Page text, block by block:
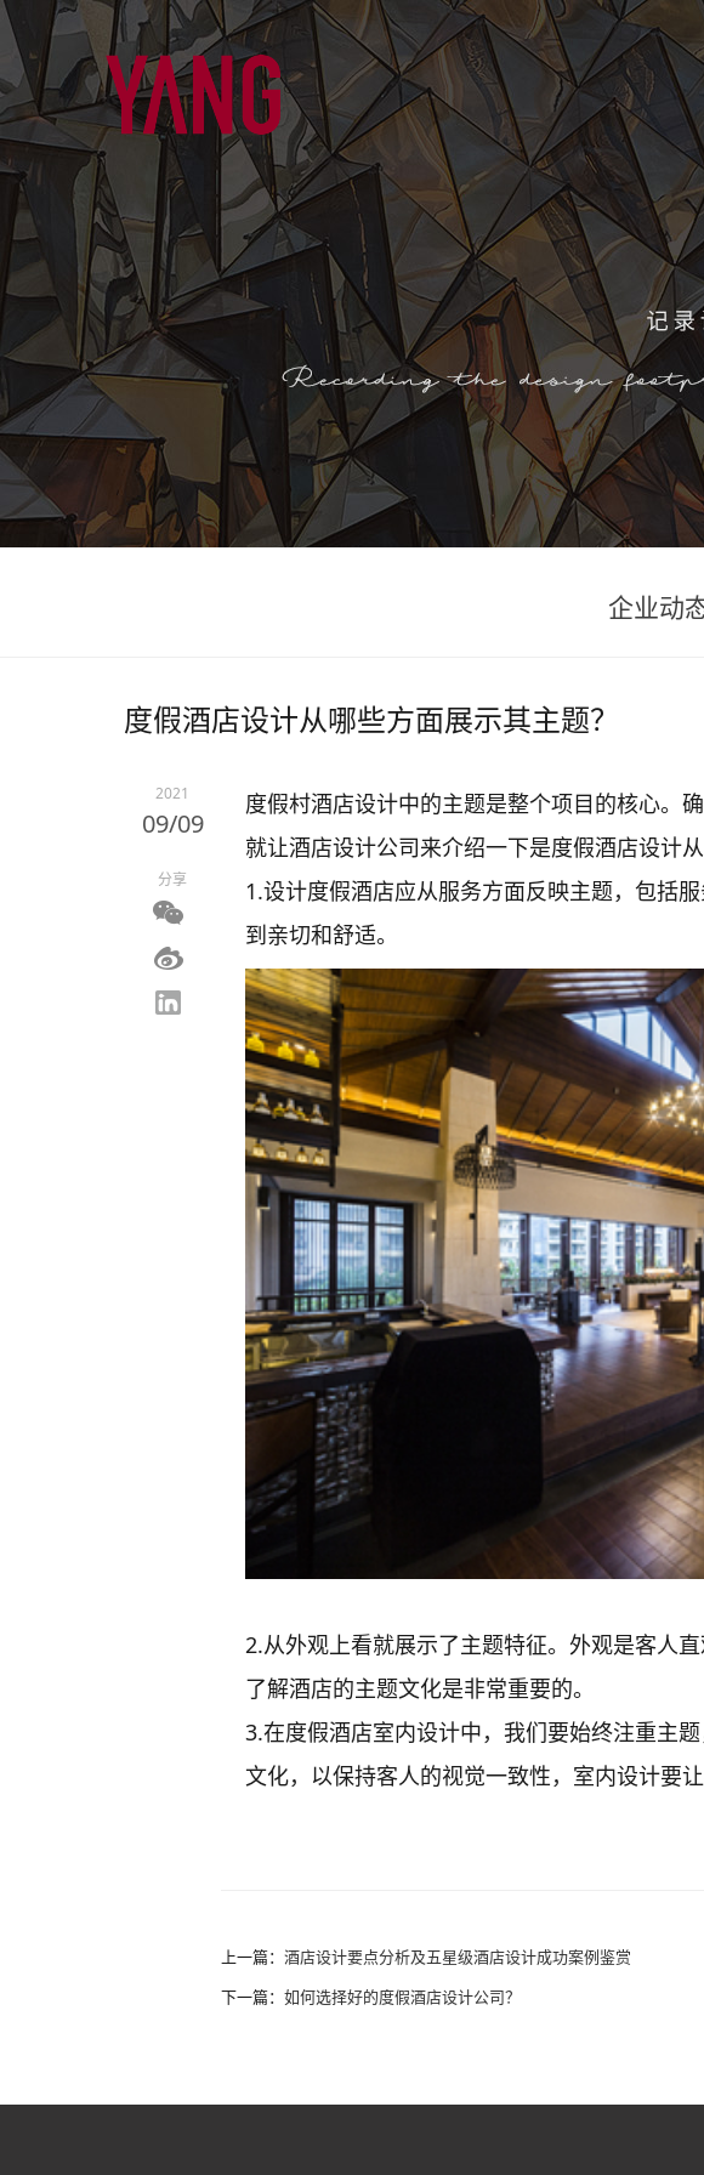
企业动
度假酒店设计从哪些方面展示其主题？
2021
09/09
分享
度假村酒店设计中的主题是整个项目的核心。
就让酒店设计公司来介绍一下是度假酒店设计
1.设计度假酒店应从服务方面反映主题，包括
到亲切和舒适。
2.从外观上看就展示了主题特征。外观是客人
了解酒店的主题文化是非常重要的。
3.在度假酒店室内设计中，我们要始终注重主
文化，以保持客人的视觉一致性，室内设计要
上一篇： 酒店设计要点分析及五星级酒店设计成功案例鉴赏
下一篇： 如何选择好的度假酒店设计公司？